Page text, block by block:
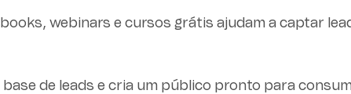
webinars e cursos grátis ajudam a captar
de leads e cria um público pronto para